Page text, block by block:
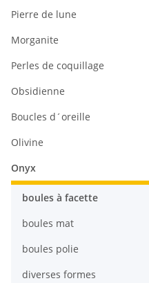
Pierre de lune
Morganite
Perles de coquillage
Obsidienne
Boucles d´oreille
Olivine
Onyx
boules à facette
boules mat
boules polie
diverses formes